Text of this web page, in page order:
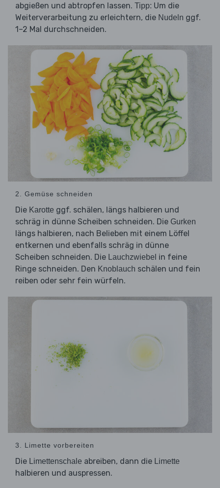
abgießen und abtropfen lassen. Tipp: Um die
Weiterverarbeitung zu erleichtern, die Nudeln ggf.
1–2 Mal durchschneiden.
2. Gemüse schneiden
Die Karotte ggf. schälen, längs halbieren und
schräg in dünne Scheiben schneiden. Die Gurken
längs halbieren, nach Belieben mit einem Löffel
entkernen und ebenfalls schräg in dünne
Scheiben schneiden. Die Lauchzwiebel in feine
Ringe schneiden. Den Knoblauch schälen und fein
reiben oder sehr fein würfeln.
3. Limette vorbereiten
Die Limettenschale abreiben, dann die Limette
halbieren und auspressen.